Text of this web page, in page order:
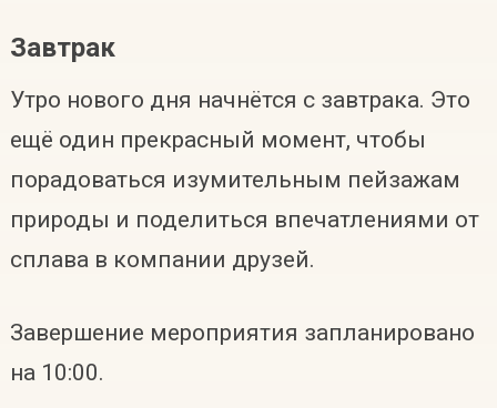
Завтрак
Утро нового дня начнётся с завтрака. Это
ещё один прекрасный момент, чтобы
порадоваться изумительным пейзажам
природы и поделиться впечатлениями от
сплава в компании друзей.
Завершение мероприятия запланировано
на 10:00.